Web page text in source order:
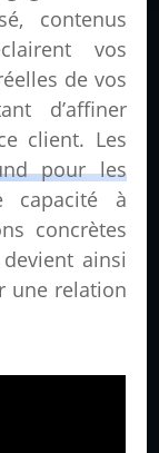
contenus
vos
de vos
d’affiner
client. Les
pour les
capacité à
concrètes
ainsi
une relation